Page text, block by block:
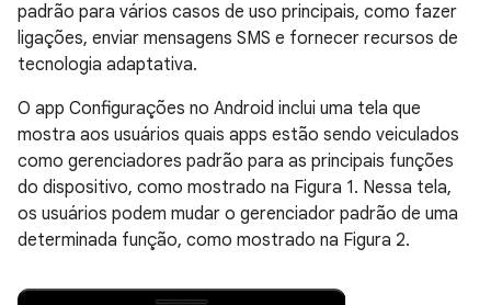
padrão para vários casos de uso principais, como fazer
ligações, enviar mensagens SMS e fornecer recursos de
tecnologia adaptativa.
O app Configurações no Android inclui uma tela que
mostra aos usuários quais apps estão sendo veiculados
como gerenciadores padrão para as principais funções
do dispositivo, como mostrado na Figura 1. Nessa tela,
os usuários podem mudar o gerenciador padrão de uma
determinada função, como mostrado na Figura 2.